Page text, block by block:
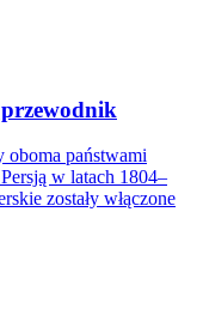
państwami
w latach 1804–
zostały włączone